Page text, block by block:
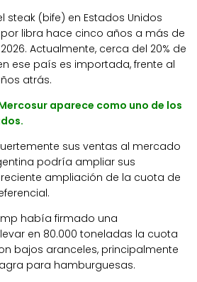
steak (bife) en Estados Unidos
libra hace cinco años a más de
2026. Actualmente, cerca del 20% de
ese país es importada, frente al
atrás.
aparece como uno de los
sus ventas al mercado
podría ampliar sus
ampliación de la cuota de
había firmado una
en 80.000 toneladas la cuota
bajos aranceles, principalmente
para hamburguesas.